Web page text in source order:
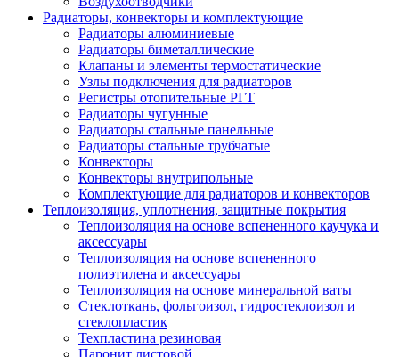
Радиаторы, конвекторы и комплектующие
Радиаторы алюминиевые
Радиаторы биметаллические
Клапаны и элементы термостатические
Узлы подключения для радиаторов
Регистры отопительные РГТ
Радиаторы чугунные
Радиаторы стальные панельные
Радиаторы стальные трубчатые
Конвекторы
Конвекторы внутрипольные
Комплектующие для радиаторов и конвекторов
Теплоизоляция, уплотнения, защитные покрытия
Теплоизоляция на основе вспененного каучука и
аксессуары
Теплоизоляция на основе вспененного
полиэтилена и аксессуары
Теплоизоляция на основе минеральной ваты
Стеклоткань, фольгоизол, гидростеклоизол и
стеклопластик
Техпластина резиновая
Паронит листовой